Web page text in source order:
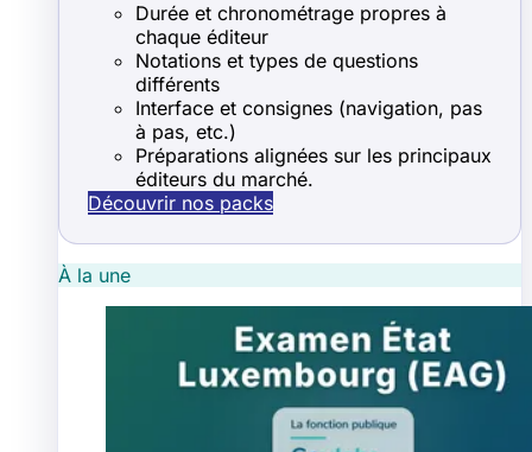
Durée et chronométrage propres à
chaque éditeur
Notations et types de questions
différents
Interface et consignes (navigation, pas
à pas, etc.)
Préparations alignées sur les principaux
éditeurs du marché.
Découvrir nos packs
À la une